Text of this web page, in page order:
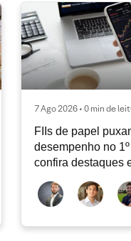
7 Ago 2026 • 0 min de
FIIs de papel
desempenho no
confira destaques